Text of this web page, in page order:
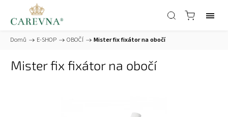
Domů / E-SHOP / OBOČÍ / Mister fix fixátor na obočí
Mister fix fixátor na obočí